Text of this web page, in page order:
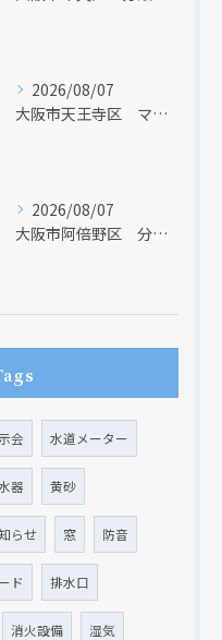
2026/08/07
大阪市天王寺区 マンションのキッチン取替及び内装リフォーム工事 クリナップ
2026/08/07
大阪市阿倍野区 分譲マンションのレンジフード取替リフォーム工事 タカラスタンダード
会 水道メーター
器 黄砂
らせ 窓 防音
ド 排水口
消火設備 湿気
込チラシです。
込チラシです。